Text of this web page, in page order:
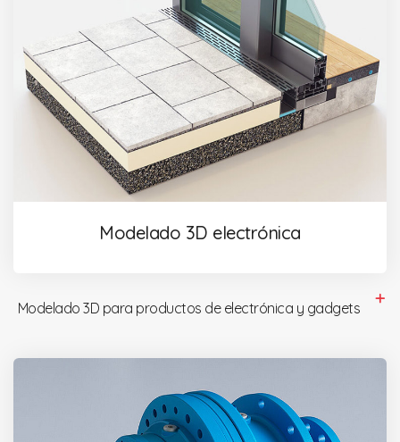
Modelado 3D electrónica
Modelado 3D para productos de electrónica y gadgets